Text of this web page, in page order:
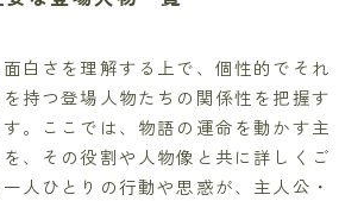
白さを理解する上で、個性的でそれ
持つ登場人物たちの関係性を把握す
。ここでは、物語の運命を動かす主
、その役割や人物像と共に詳しくご
人ひとりの行動や思惑が、主人公・